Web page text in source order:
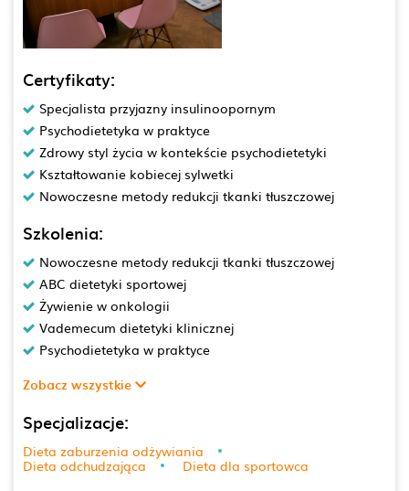
Certyfikaty:
Specjalista przyjazny insulinoopornym
Psychodietetyka w praktyce
Zdrowy styl życia w kontekście psychodietetyki
Kształtowanie kobiecej sylwetki
Nowoczesne metody redukcji tkanki tłuszczowej
Szkolenia:
Nowoczesne metody redukcji tkanki tłuszczowej
ABC dietetyki sportowej
Żywienie w onkologii
Vademecum dietetyki klinicznej
Psychodietetyka w praktyce
Zobacz wszystkie
Specjalizacje:
Dieta zaburzenia odżywiania
Dieta odchudzająca
Dieta dla sportowca